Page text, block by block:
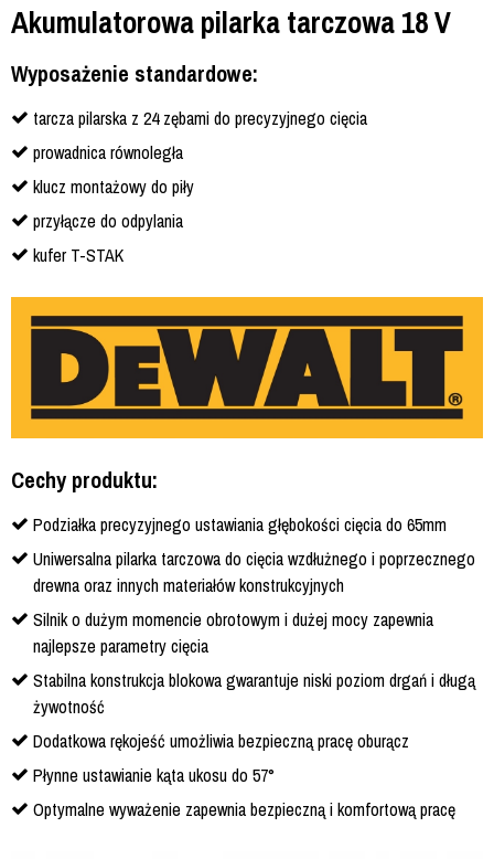
Akumulatorowa pilarka tarczowa 18 V
Wyposażenie standardowe:
tarcza pilarska z 24 zębami do precyzyjnego cięcia
prowadnica równoległa
klucz montażowy do piły
przyłącze do odpylania
kufer T-STAK
Cechy produktu:
Podziałka precyzyjnego ustawiania głębokości cięcia do 65mm
Uniwersalna pilarka tarczowa do cięcia wzdłużnego i poprzecznego
drewna oraz innych materiałów konstrukcyjnych
Silnik o dużym momencie obrotowym i dużej mocy zapewnia
najlepsze parametry cięcia
Stabilna konstrukcja blokowa gwarantuje niski poziom drgań i długą
żywotność
Dodatkowa rękojeść umożliwia bezpieczną pracę oburącz
Płynne ustawianie kąta ukosu do 57°
Optymalne wyważenie zapewnia bezpieczną i komfortową pracę